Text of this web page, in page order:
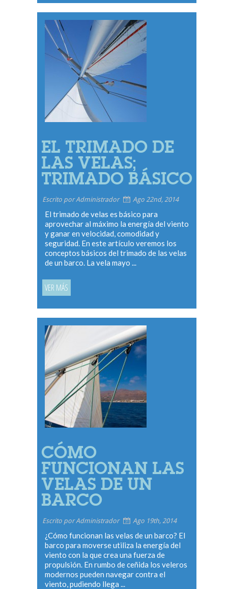
EL TRIMADO DE
LAS VELAS;
TRIMADO BÁSICO
Escrito por Administrador Ago 22nd, 2014
El trimado de velas es básico para
aprovechar al máximo la energía del viento
y ganar en velocidad, comodidad y
seguridad. En este artículo veremos los
conceptos básicos del trimado de las velas
de un barco. La vela mayo ...
VER MÁS
CÓMO
FUNCIONAN LAS
VELAS DE UN
BARCO
Escrito por Administrador Ago 19th, 2014
¿Cómo funcionan las velas de un barco? El
barco para moverse utiliza la energía del
viento con la que crea una fuerza de
propulsión. En rumbo de ceñida los veleros
modernos pueden navegar contra el
viento, pudiendo llega ...